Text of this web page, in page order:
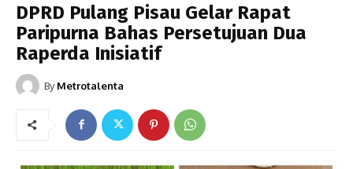
DPRD Pulang Pisau Gelar Rapat
Paripurna Bahas Persetujuan Dua
Raperda Inisiatif
By Metrotalenta